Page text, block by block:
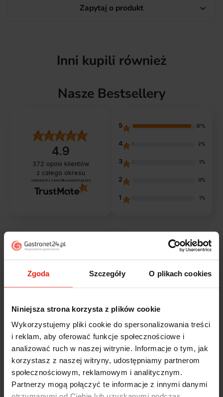
Zgoda Szczegóły O plikach cookies
Niniejsza strona korzysta z plików cookie
Wykorzystujemy pliki cookie do spersonalizowania treści
i reklam, aby oferować funkcje społecznościowe i
analizować ruch w naszej witrynie. Informacje o tym, jak
korzystasz z naszej witryny, udostępniamy partnerom
społecznościowym, reklamowym i analitycznym.
Partnerzy mogą połączyć te informacje z innymi danymi
Zapytaj o produkt 
Inni kupili również
Nasze Bestsellery
4.9
372 opinii klientów
z całego okresu
zebranych i zweryfikowanych przez
5 97%
4 2%
3 1%
2 0%
1 1%
filtry
Jak zbieramy opinie?
Alicja
5
Jestem zaskoczona, że ta paczka dotarła do mnie tak
szybko. Paczka dotarła cała i zdrowa. Szybko,
sprawnie, bez problemów. Bardzo pomocna obsługa
klienta.